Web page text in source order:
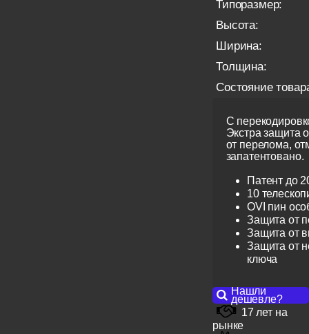
Типоразмер:
Высота:
Ширина:
Толщина:
Состояние
С
Экстра защита
от перелома,
запатентовано.
Патент до
10
OVI пин
Защита от
Защита от
Защита от
ключа
Нашли
дешевле?
17 лет на
рынке